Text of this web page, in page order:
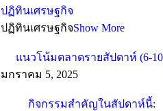
ปฏิทินเศรษฐกิจ
ปฏิทินเศรษฐกิจShow More
แนวโน้มตลาดรายสัปดาห์ (6-
มกราคม 5, 2025
กิจกรรมสำคัญในสัปดาห์นี้: